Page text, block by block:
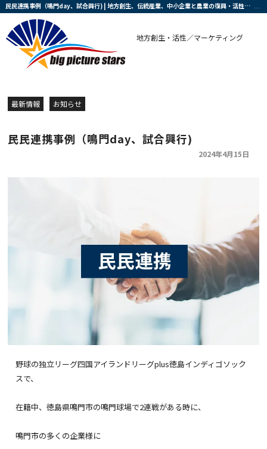
民民連携事例（鳴門day、試合興行) | 地方創生、伝統産業、中小企業と農業の復興・活性化を支援する会社です
地方創生・活性／マーケティング
最新情報 お知らせ
民民連携事例（鳴門day、試合興行)
2024年4月15日
野球の独立リーグ四国アイランドリーグplus徳島インディゴソック
スで、
在籍中、徳島県鳴門市の鳴門球場で2連戦がある時に、
鳴門市の多くの企業様に